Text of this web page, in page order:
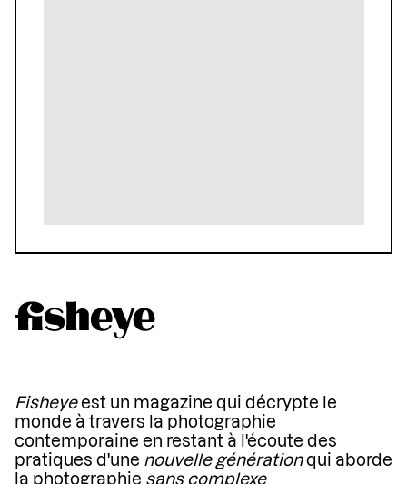
Fisheyeest un magazine qui décrypte le
monde à travers la photographie
contemporaine en restant à l'écoute des
pratiques d'une nouvelle générationqui aborde
la photographie sans complexe